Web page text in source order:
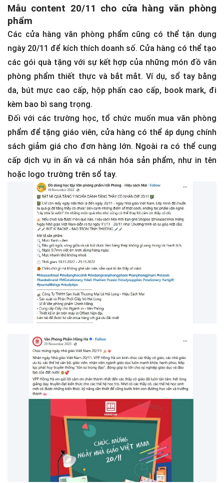
Mẫu content 20/11 cho cửa hàng văn phòng
phẩm
Các cửa hàng văn phòng phẩm cũng có thể tận dụng
ngày 20/11 để kích thích doanh số. Cửa hàng có thể tạo
các gói quà tặng với sự kết hợp của những món đồ văn
phòng phẩm thiết thực và bắt mắt. Ví dụ, sổ tay bằng
da, bút mực cao cấp, hộp phấn cao cấp, book mark, đi
kèm bao bì sang trọng.
Đối với các trường học, tổ chức muốn mua văn phòng
phẩm để tặng giáo viên, cửa hàng có thể áp dụng chính
sách giảm giá cho đơn hàng lớn. Ngoài ra có thể cung
cấp dịch vụ in ấn và cá nhân hóa sản phẩm, như in tên
hoặc logo trường trên sổ tay.